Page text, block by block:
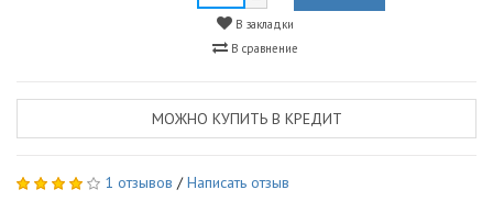
В закладки
В сравнение
МОЖНО КУПИТЬ В КРЕДИТ
1 отзывов /Написать отзыв